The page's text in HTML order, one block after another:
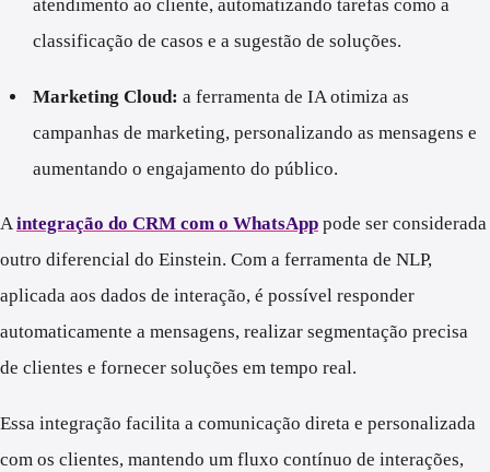
atendimento ao cliente, automatizando tarefas como a
classificação de casos e a sugestão de soluções.
Marketing Cloud: a ferramenta de IA otimiza as
campanhas de marketing, personalizando as mensagens e
aumentando o engajamento do público.
Aintegração do CRM com o WhatsApp pode ser considerada
outro diferencial do Einstein. Com a ferramenta de NLP,
aplicada aos dados de interação, é possível responder
automaticamente a mensagens, realizar segmentação precisa
de clientes e fornecer soluções em tempo real.
Essa integração facilita a comunicação direta e personalizada
com os clientes, mantendo um fluxo contínuo de interações,